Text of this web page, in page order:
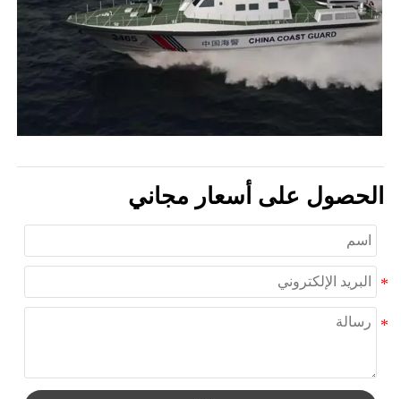
الحصول على أسعار مجاني